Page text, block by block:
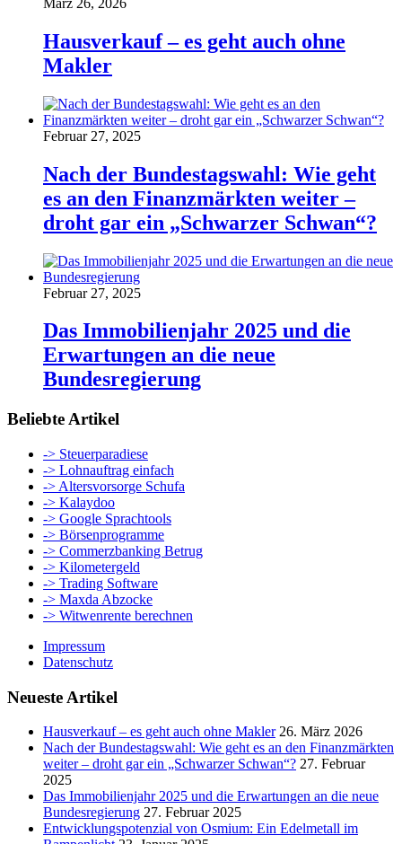
Hausverkauf – es geht auch ohne
Makler
Februar 27, 2025
Nach der Bundestagswahl: Wie geht
es an den Finanzmärkten weiter –
droht gar ein „Schwarzer Schwan“?
Februar 27, 2025
Das Immobilienjahr 2025 und die
Erwartungen an die neue
Bundesregierung
Beliebte Artikel
-> Steuerparadiese
-> Lohnauftrag einfach
-> Altersvorsorge Schufa
-> Kalaydoo
-> Google Sprachtools
-> Börsenprogramme
-> Commerzbanking Betrug
-> Kilometergeld
-> Trading Software
-> Maxda Abzocke
-> Witwenrente berechnen
Impressum
Datenschutz
Neueste Artikel
Hausverkauf – es geht auch ohne Makler 26. März 2026
Nach der Bundestagswahl: Wie geht es an den Finanzmärkten
weiter – droht gar ein „Schwarzer Schwan“? 27. Februar
2025
Das Immobilienjahr 2025 und die Erwartungen an die neue
Bundesregierung 27. Februar 2025
Entwicklungspotenzial von Osmium: Ein Edelmetall im